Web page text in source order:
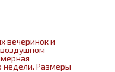
вечеринок и
недели. Размеры